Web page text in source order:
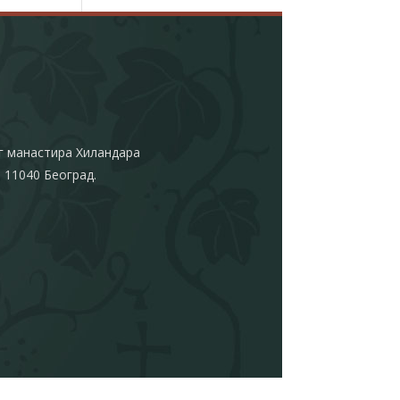
манастира Хиландара
Београд.